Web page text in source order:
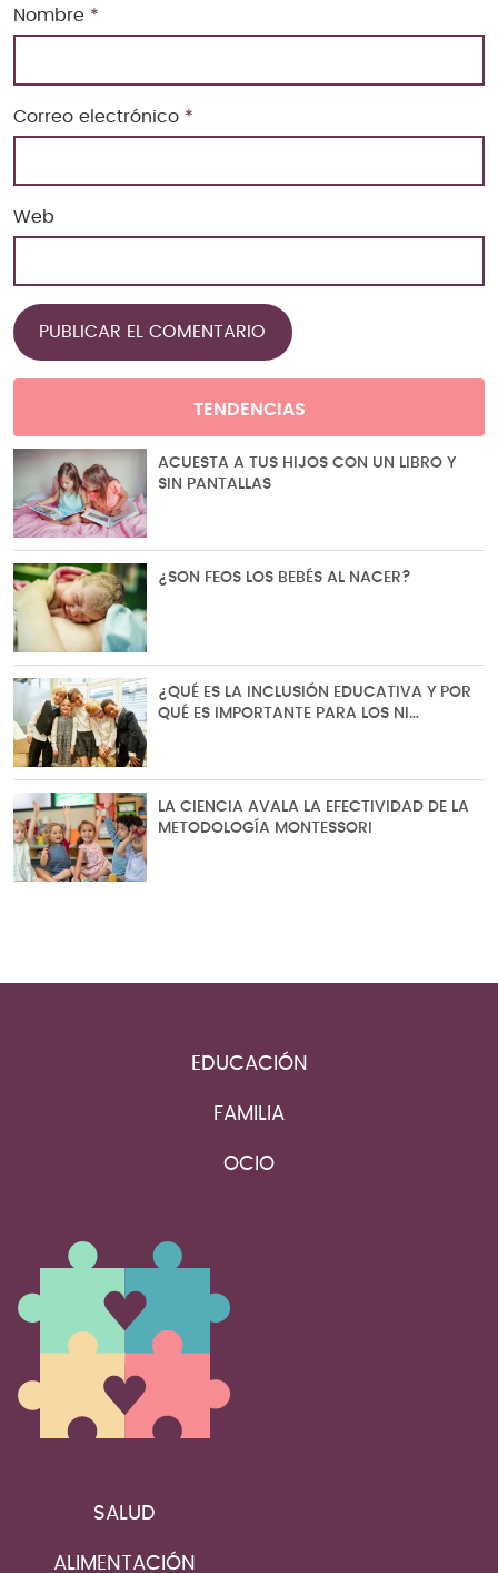
Nombre *
Correo electrónico *
Web
TENDENCIAS
ACUESTA A TUS HIJOS CON UN LIBRO Y
SIN PANTALLAS
¿SON FEOS LOS BEBÉS AL NACER?
¿QUÉ ES LA INCLUSIÓN EDUCATIVA Y POR
QUÉ ES IMPORTANTE PARA LOS NI…
LA CIENCIA AVALA LA EFECTIVIDAD DE LA
METODOLOGÍA MONTESSORI
EDUCACIÓN
FAMILIA
OCIO
SALUD
ALIMENTACIÓN